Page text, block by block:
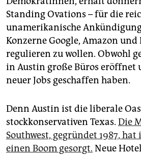
Standing Ovations – für die
unamerikanische
Konzerne Google, Amazon und
regulieren zu wollen. Obwohl
in Austin große Büros eröffnet
neuer Jobs geschaffen haben.
Denn Austin ist die liberale
stockkonservativen Texas. Die
Southwest, gegründet 1987,
einen Boom gesorgt. Neue